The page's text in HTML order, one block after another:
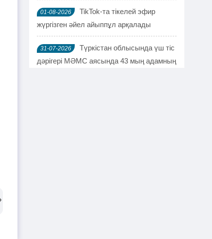
01-08-2026
TikTok-та тікелей эфир
жүргізген әйел айыппұл арқалады
31-07-2026
Түркістан облысында үш тіс
дәрігері МӘМС аясында 43 мың адамның